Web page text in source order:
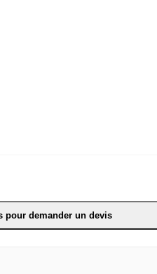
pour demander un devis